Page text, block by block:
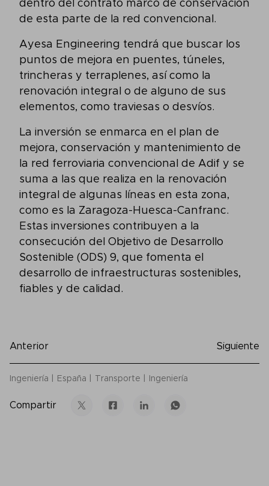
dentro del contrato marco de conservación
de esta parte de la red convencional.
Ayesa Engineering tendrá que buscar los
puntos de mejora en puentes, túneles,
trincheras y terraplenes, así como la
renovación integral o de alguno de sus
elementos, como traviesas o desvíos.
La inversión se enmarca en el plan de
mejora, conservación y mantenimiento de
la red ferroviaria convencional de Adif y se
suma a las que realiza en la renovación
integral de algunas líneas en esta zona,
como es la Zaragoza-Huesca-Canfranc.
Estas inversiones contribuyen a la
consecución del Objetivo de Desarrollo
Sostenible (ODS) 9, que fomenta el
desarrollo de infraestructuras sostenibles,
fiables y de calidad.
Anterior Siguiente
Ingeniería España Transporte Ingeniería
Compartir